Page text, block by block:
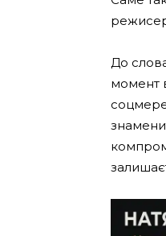
До
момент